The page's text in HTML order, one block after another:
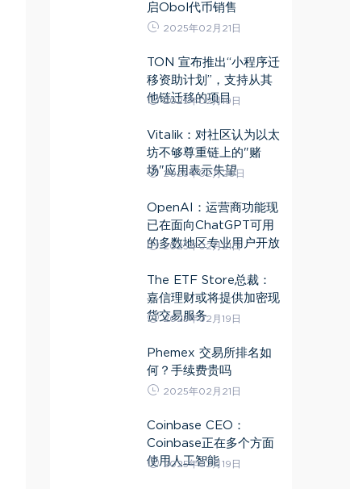
启Obol代币销售
2025年02月21日
TON 宣布推出“小程序迁
移资助计划”，支持从其
他链迁移的项目
2025年02月19日
Vitalik：对社区认为以太
坊不够尊重链上的"赌
场"应用表示失望
2025年02月20日
OpenAI：运营商功能现
已在面向ChatGPT可用
的多数地区专业用户开放
2025年02月21日
The ETF Store总裁：
嘉信理财或将提供加密现
货交易服务
2025年02月19日
Phemex 交易所排名如
何？手续费贵吗
2025年02月21日
Coinbase CEO：
Coinbase正在多个方面
使用人工智能
2025年02月19日